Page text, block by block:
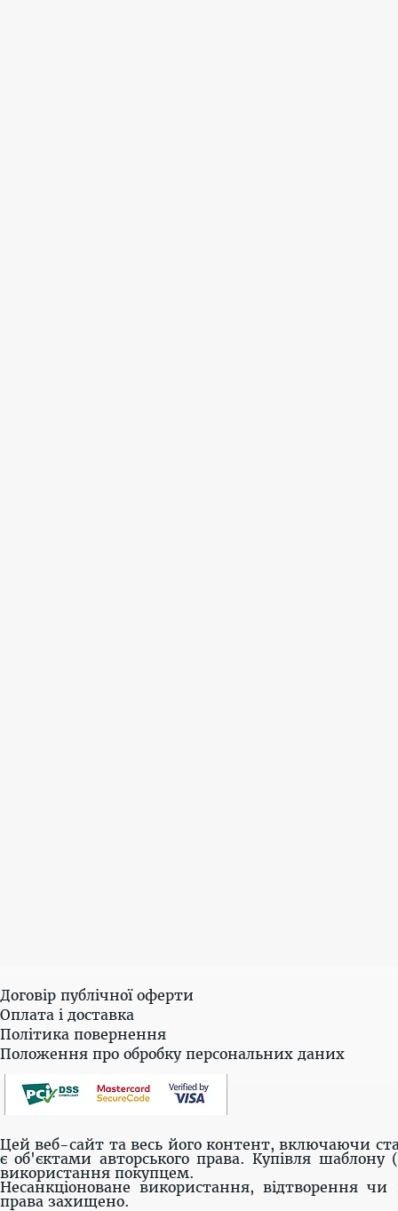
Договір публічної оферти
Оплата і доставка
Політика повернення
Положення про обробку персональних даних
Цей веб-сайт та весь його контент, включаючи
є об'єктами авторського права. Купівля шаблону
використання покупцем.
Несанкціоноване використання, відтворення
права захищено.